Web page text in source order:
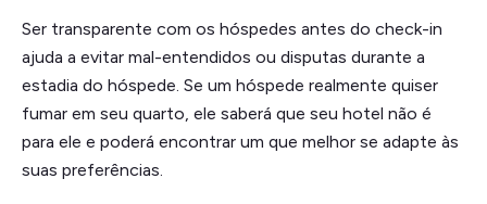
Ser transparente com os hóspedes antes do check-in
ajuda a evitar mal-entendidos ou disputas durante a
estadia do hóspede. Se um hóspede realmente quiser
fumar em seu quarto, ele saberá que seu hotel não é
para ele e poderá encontrar um que melhor se adapte às
suas preferências.